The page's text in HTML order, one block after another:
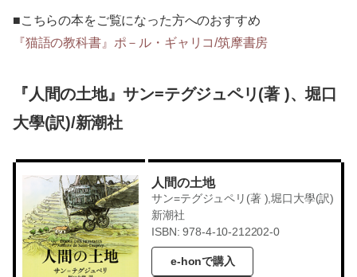
■こちらの本をご覧になった方へのおすすめ
『猫語の教科書』ポ－ル・ギャリコ/筑摩書房
『人間の土地』サン=テグジュペリ(著 )、堀口
大學(訳)/新潮社
人間の土地
サン=テグジュペリ(著 ),堀口大學(訳)
新潮社
ISBN: 978-4-10-212202-0
e-honで購入